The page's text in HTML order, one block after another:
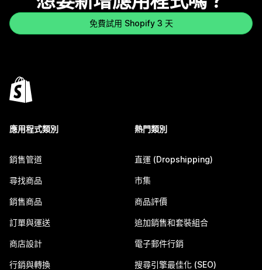
免費試用 Shopify 3 天
應用程式類別
銷售管道
尋找商品
銷售商品
訂單與運送
商店設計
行銷與轉換
熱門類別
直運 (Dropshipping)
市集
商品評價
追加銷售和套裝組合
電子郵件行銷
搜尋引擎最佳化 (SEO)